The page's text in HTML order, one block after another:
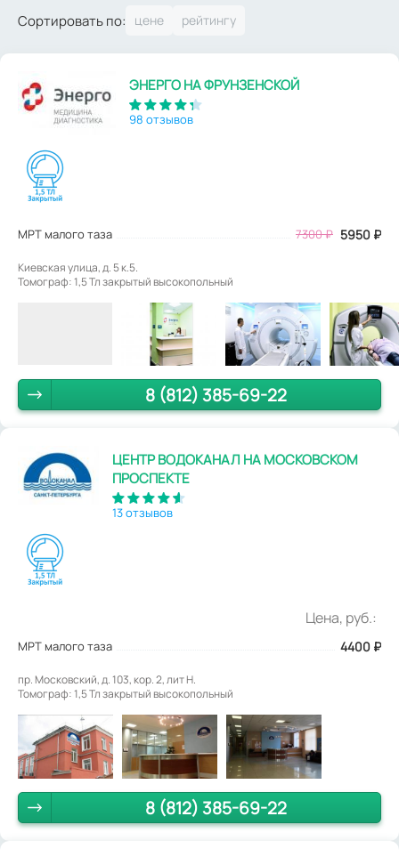
Сортировать по:
ЭНЕРГО НА ФРУНЗЕНСКОЙ
98 отзывов
МРТ малого таза 7300₽ 5950 ₽
Киевская улица, д. 5 к.5.
Томограф: 1,5 Тл закрытый высокопольный
8 (812) 385-69-22
ЦЕНТР ВОДОКАНАЛ НА МОСКОВСКОМ
ПРОСПЕКТЕ
13 отзывов
Цена, руб.:
МРТ малого таза 4400 ₽
пр. Московский, д. 103, кор. 2, лит Н.
Томограф: 1,5 Тл закрытый высокопольный
8 (812) 385-69-22